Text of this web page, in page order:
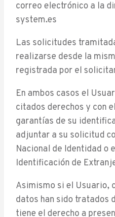
correo electrónico a la
system.es
Las solicitudes
realizarse desde la
registrada por el
En ambos casos el
citados derechos y con
garantías de su
adjuntar a su solicitud
Nacional de Identidad o
Identificación de
Asimismo si el Usuario,
datos han sido tratados
tiene el derecho a